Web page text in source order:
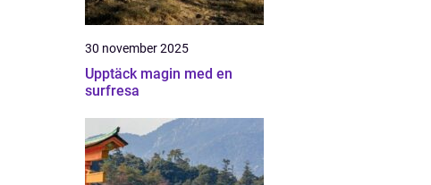
30 november 2025
Upptäck magin med en
surfresa